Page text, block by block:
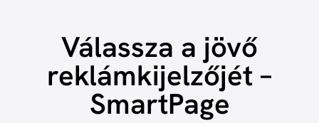
Válassza a jövő
reklámkijelzőjét –
SmartPage